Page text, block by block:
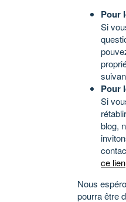
Pour
Si
Pour
Si
blog,
ce lien
Nous
pourra être